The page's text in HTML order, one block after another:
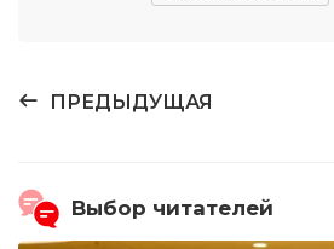
ПРЕДЫДУЩАЯ
Выбор читателей